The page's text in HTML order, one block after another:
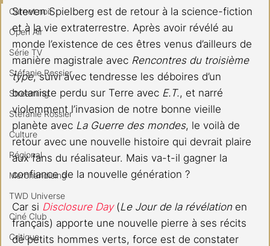
Carnet noir
Open Air
Série TV
Stéfanie Rossier
Streaming
Stefanie Rossier
Culture
Régional
Merchandising
TWD Universe
Ciné Club
Critique
Steven Spielberg est de retour à la science-fiction
et à la vie extraterrestre. Après avoir révélé au
monde l’existence de ces êtres venus d’ailleurs de
manière magistrale avec Rencontres du troisième
type, suivi avec tendresse les déboires d’un
botaniste perdu sur Terre avec E.T., et narré
violemment l’invasion de notre bonne vieille
planète avec La Guerre des mondes, le voilà de
retour avec une nouvelle histoire qui devrait plaire
aux fans du réalisateur. Mais va-t-il gagner la
confiance de la nouvelle génération ?
Car si Disclosure Day (Le Jour de la révélation en
français) apporte une nouvelle pierre à ses récits
de petits hommes verts, force est de constater